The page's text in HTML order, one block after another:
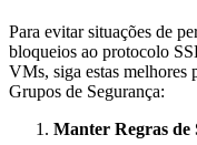
Para evitar situações de
bloqueios ao protocolo
VMs, siga estas melhores
Grupos de Segurança:
Manter Regras de